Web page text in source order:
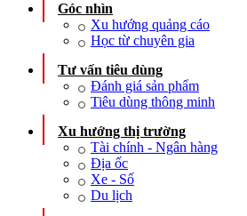
Góc nhìn
Xu hướng quảng cáo
Học từ chuyên gia
Tư vấn tiêu dùng
Đánh giá sản phẩm
Tiêu dùng thông minh
Xu hướng thị trường
Tài chính - Ngân hàng
Địa ốc
Xe - Số
Du lịch